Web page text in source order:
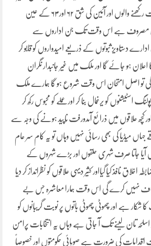
ڈاکومنٹ کے اثاثہ جات رکھنے والوں اور آئین کی شق ۶۲ اور ۶۳ کے عین
میں مصروف ہے اس وقت تک جن اداروں سے
دستاویز ثبوتوں کے ذریعے امیدواروں کو قابو کر
ہو جائے گا اور ملک میں غیر جانبدار نگران
گی تو اصل امتحان اس وقت شروع ہو گا ہمارے ملک
اسٹیشنوں کو یرغمال بنا کر اور عملے کو محبوس رکھ کر
علاقوں میں ذرائع آمدورفت ناپید ہونے کی وجہ سے
جہاں میڈیا کی بھی رسائی نہیں وہاں تو یہ کام سر عام
آیا جاتا صرف شہری حلقوں اور بڑے شہروں کے
نافذ کیا گیااور کثیر دیہی علاقوں کو نظرانداز کر دیا
معاف نہیں کرے گی اس وقت ہمارا معاشرہ جس بے
شکار ہے اور چھوٹی چھوٹی باتوں پر نوبت گریبانوں کو
تان لینے تک آ جاتی ہے وہاں یہ انتخابات پرامن
کی ضرورت ہے صوبائی حکومتوں اور خصوصاً